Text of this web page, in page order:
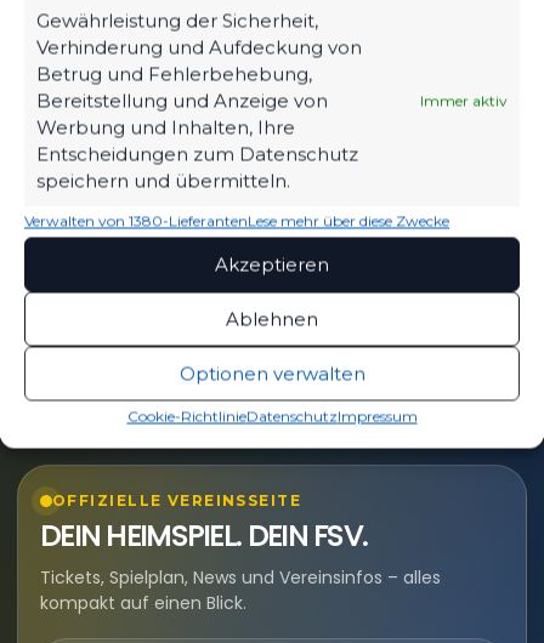
Gewährleistung der Sicherheit,
Verhinderung und Aufdeckung von
Betrug und Fehlerbehebung,
Bereitstellung und Anzeige von
Werbung und Inhalten, Ihre
Entscheidungen zum Datenschutz
speichern und übermitteln.
Immer aktiv
Verwalten von 1380-LieferantenLese mehr über diese Zwecke
Akzeptieren
Ablehnen
Optionen verwalten
Cookie-RichtlinieDatenschutzImpressum
Ruhlsdorfer BC vs FSV 63
Luckenwalde
21. Juni 2024
Ähnlicher Beitrag
OFFIZIELLE VEREINSSEITE
DEIN HEIMSPIEL. DEIN FSV.
Tickets, Spielplan, News und Vereinsinfos – alles
kompakt auf einen Blick.